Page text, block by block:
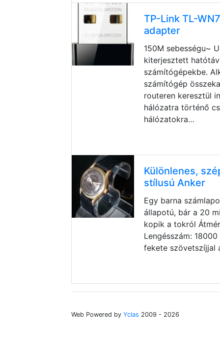
TP-Link TL-
adapter
150M sebességu~
kiterjesztett
számítógépekbe.
számítógép
routeren keresztül
hálózatra történő
hálózatokra…
Különlenes,
stílusú Anker
Egy barna
állapotú, bár a 20
kopik a tokról
Lengésszám:
fekete szövetszíjjal
Web Powered by Yclas 2009 - 2026